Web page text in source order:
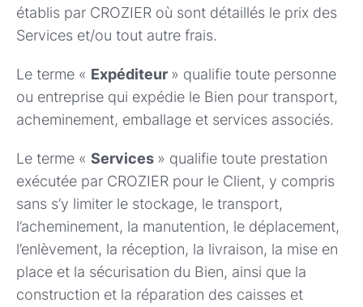
établis par CROZIER où sont détaillés le prix des
Services et/ou tout autre frais.
Le terme « Expéditeur » qualifie toute personne
ou entreprise qui expédie le Bien pour transport,
acheminement, emballage et services associés.
Le terme « Services » qualifie toute prestation
exécutée par CROZIER pour le Client, y compris
sans s’y limiter le stockage, le transport,
l’acheminement, la manutention, le déplacement,
l’enlèvement, la réception, la livraison, la mise en
place et la sécurisation du Bien, ainsi que la
construction et la réparation des caisses et